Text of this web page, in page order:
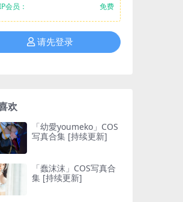
会员：
免费
请先登录
欢
「幼愛youmeko」COS
写真合集 [持续更新]
「蠢沫沫」COS写真合
集 [持续更新]